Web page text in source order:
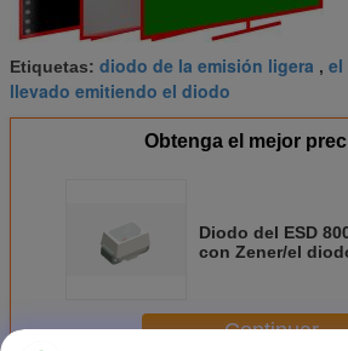
Etiquetas: diodo de la emisión ligera , el
llevado emitiendo el diodo
Obtenga el mejor
Diodo del ESD
con Zener/el
Continuar